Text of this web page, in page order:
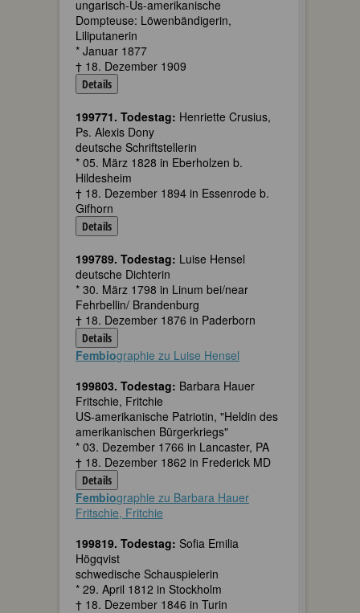
ungarisch-Us-amerikanische
Dompteuse: Löwenbändigerin,
Liliputanerin
* Januar 1877
† 18. Dezember 1909
Details
199771. Todestag: Henriette Crusius,
Ps. Alexis Dony
deutsche Schriftstellerin
* 05. März 1828 in Eberholzen b.
Hildesheim
† 18. Dezember 1894 in Essenrode b.
Gifhorn
Details
199789. Todestag: Luise Hensel
deutsche Dichterin
* 30. März 1798 in Linum bei/near
Fehrbellin/ Brandenburg
† 18. Dezember 1876 in Paderborn
Details
Fembiographie zu Luise Hensel
199803. Todestag: Barbara Hauer
Fritschie, Fritchie
US-amerikanische Patriotin, "Heldin des
amerikanischen Bürgerkriegs"
* 03. Dezember 1766 in Lancaster, PA
† 18. Dezember 1862 in Frederick MD
Details
Fembiographie zu Barbara Hauer
Fritschie, Fritchie
199819. Todestag: Sofia Emilia
Högqvist
schwedische Schauspielerin
* 29. April 1812 in Stockholm
† 18. Dezember 1846 in Turin